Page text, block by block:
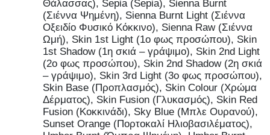
Θάλασσας), Sepia (Sepia), Sienna Burnt
(Σιέννα Ψημένη), Sienna Burnt Light (Σιέννα
Οξειδίο Φυσικό Κόκκινο), Sienna Raw (Σιέννα
Ωμή), Skin 1st Light (1ο φως προσώπου), Skin
1st Shadow (1η σκιά – γράψιμο), Skin 2nd Light
(2ο φως προσώπου), Skin 2nd Shadow (2η σκιά
– γράψιμο), Skin 3rd Light (3ο φως προσώπου),
Skin Base (Προπλασμός), Skin Colour (Χρώμα
Δέρματος), Skin Fusion (Γλυκασμός), Skin Red
Fusion (Κοκκινάδι), Sky Blue (Μπλε Ουρανού),
Sunset Orange (Πορτοκαλί Ηλιοβασιλέματος),